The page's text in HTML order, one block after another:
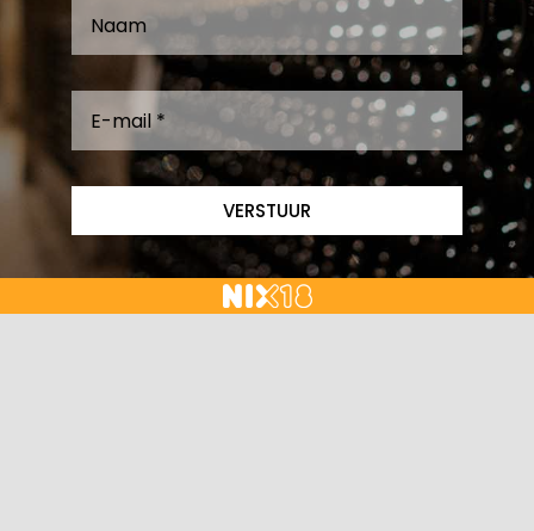
VERSTUUR